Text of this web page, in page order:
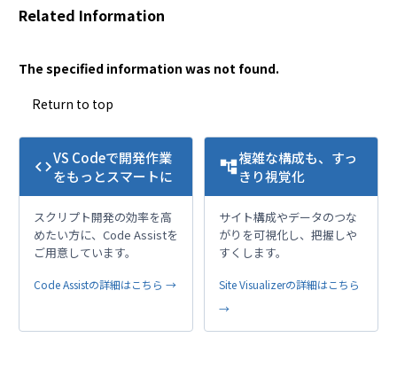
Related Information
The specified information was not found.
Return to top
codeVS Codeで開発作業
をもっとスマートに
スクリプト開発の効率を高
めたい方に、Code Assistを
ご用意しています。
Code Assistの詳細はこちら →
account_tree複雑な構成も、すっ
きり視覚化
サイト構成やデータのつな
がりを可視化し、把握しや
すくします。
Site Visualizerの詳細はこちら
→